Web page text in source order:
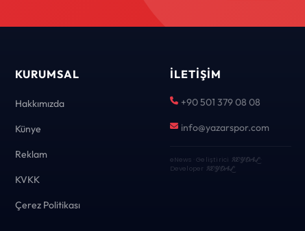
KURUMSAL
Hakkımızda
Künye
Reklam
KVKK
Çerez Politikası
İLETIŞIM
+90 501 379 08 08
info@yazarspor.com
eNews · Geliştirici KEYDAL·
Developer KEYDAL